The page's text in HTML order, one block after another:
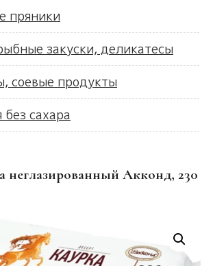
пряники
закуски, деликатесы
соевые продукты
сахара
неглазированный Акконд, 230